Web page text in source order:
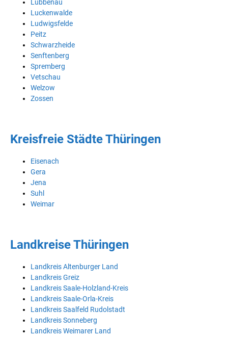
Lübbenau
Luckenwalde
Ludwigsfelde
Peitz
Schwarzheide
Senftenberg
Spremberg
Vetschau
Welzow
Zossen
Kreisfreie Städte Thüringen
Eisenach
Gera
Jena
Suhl
Weimar
Landkreise Thüringen
Landkreis Altenburger Land
Landkreis Greiz
Landkreis Saale-Holzland-Kreis
Landkreis Saale-Orla-Kreis
Landkreis Saalfeld Rudolstadt
Landkreis Sonneberg
Landkreis Weimarer Land